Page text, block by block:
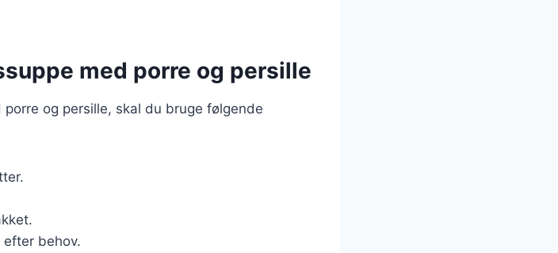
med porre og persille
og persille, skal du bruge følgende
efter behov.